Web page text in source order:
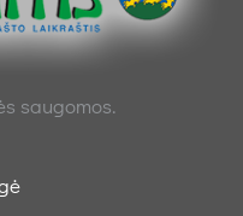
saugomos.